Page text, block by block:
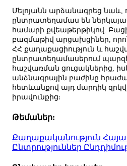
Մելոյանն արձանագրեց նաև,
ընտրատեղամաս են
համարի քվեաթերթիկով:
բազմաթիվ արցախցիներ,
ՀՀ քաղաքացիություն և
ընտրատեղամասերում
հաշվառման ցուցակներից,
անձնագրային բաժինը
հետևանքով այդ մարդիկ
իրավունքից։
Թեմաներ:
Քաղաքականություն
Ընտրություններ